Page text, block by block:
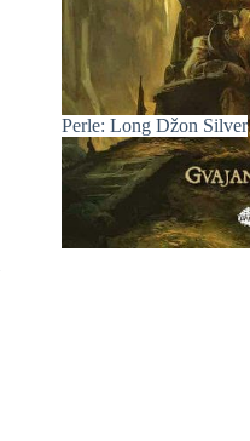
Perle: Long Džon Silver